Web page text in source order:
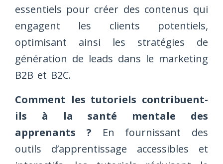
essentiels pour créer des contenus qui
engagent les clients potentiels,
optimisant ainsi les stratégies de
génération de leads dans le marketing
B2B et B2C.
Comment les tutoriels contribuent-
ils à la santé mentale des
apprenants ? En fournissant des
outils d’apprentissage accessibles et